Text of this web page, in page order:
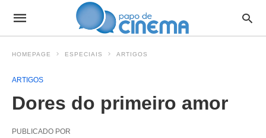
HOMEPAGE ESPECIAIS ARTIGOS
ARTIGOS
Dores do primeiro amor
PUBLICADO POR